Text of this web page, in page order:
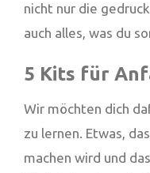
nicht nur die
auch alles, was du
5 Kits für
Wir möchten dich
zu lernen. Etwas,
machen wird und